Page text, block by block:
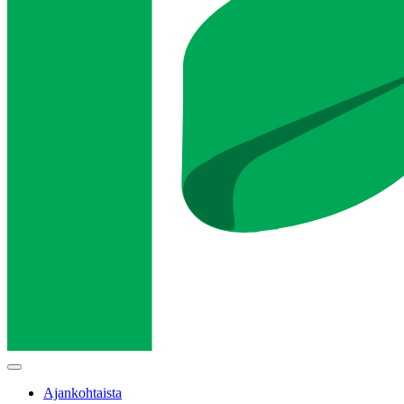
Main
Ajankohtaista